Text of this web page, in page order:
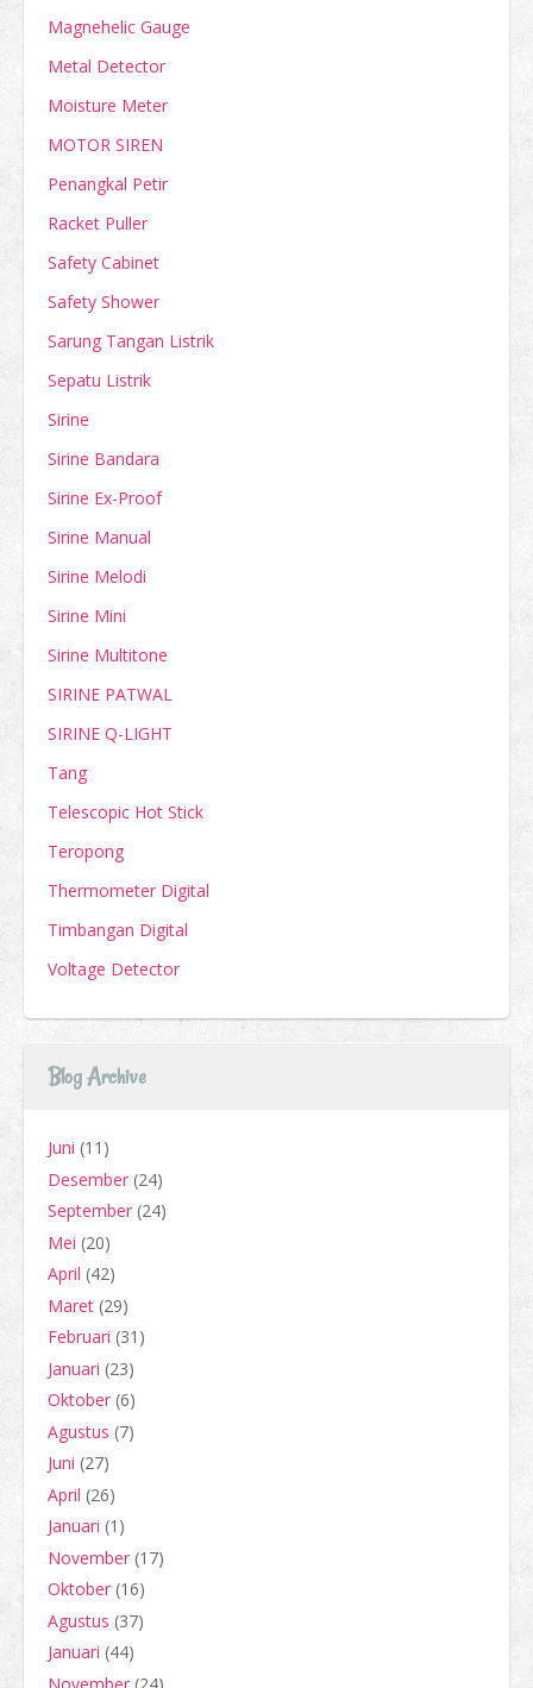
Magnehelic Gauge
Metal Detector
Moisture Meter
MOTOR SIREN
Penangkal Petir
Racket Puller
Safety Cabinet
Safety Shower
Sarung Tangan Listrik
Sepatu Listrik
Sirine
Sirine Bandara
Sirine Ex-Proof
Sirine Manual
Sirine Melodi
Sirine Mini
Sirine Multitone
SIRINE PATWAL
SIRINE Q-LIGHT
Tang
Telescopic Hot Stick
Teropong
Thermometer Digital
Timbangan Digital
Voltage Detector
Blog Archive
Juni (11)
Desember (24)
September (24)
Mei (20)
April (42)
Maret (29)
Februari (31)
Januari (23)
Oktober (6)
Agustus (7)
Juni (27)
April (26)
Januari (1)
November (17)
Oktober (16)
Agustus (37)
Januari (44)